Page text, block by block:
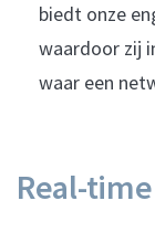
biedt onze
waardoor zij
waar een
Real-